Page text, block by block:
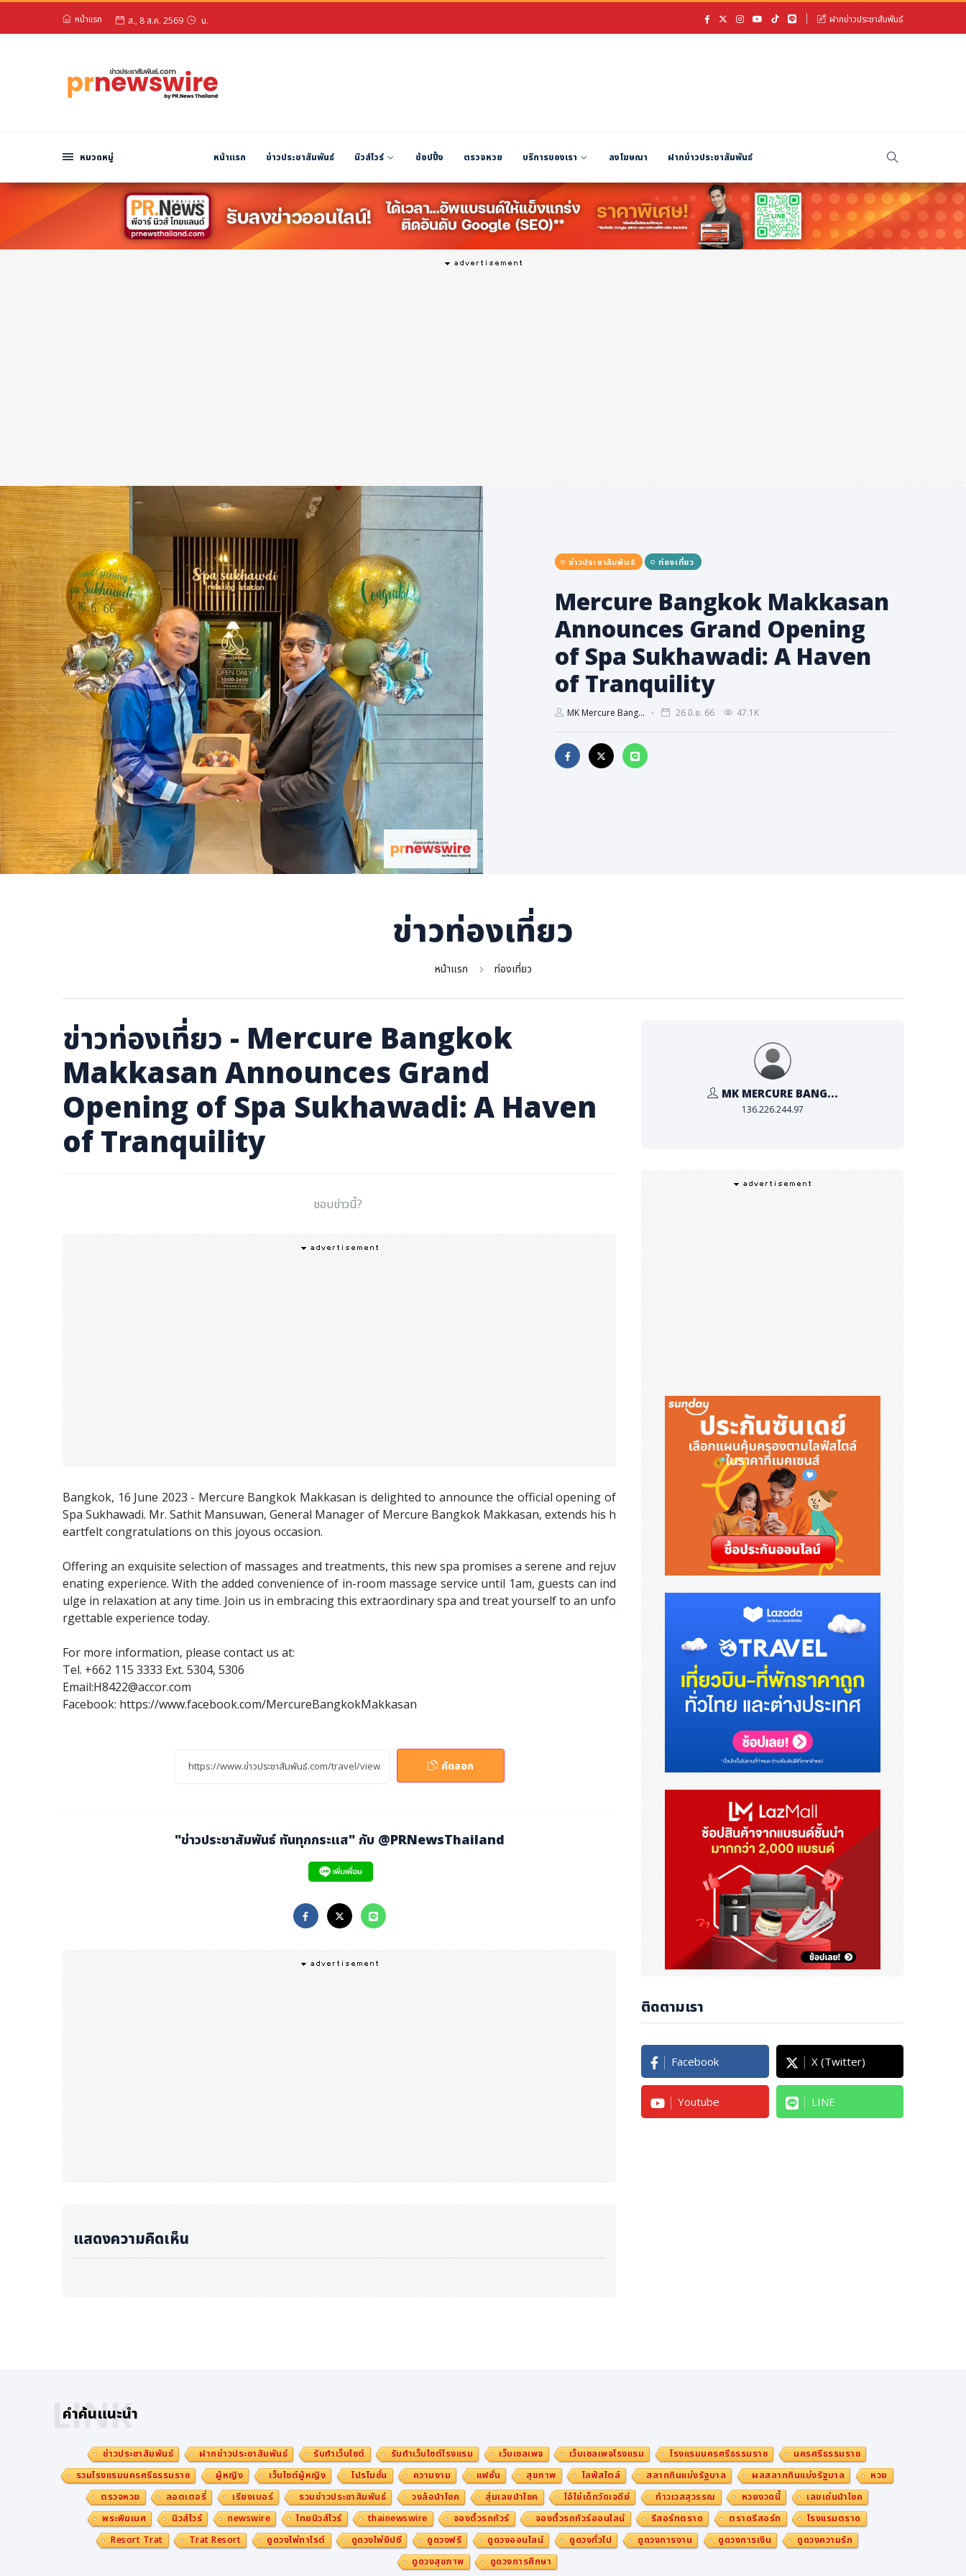
หมวดหมู่
สินค้า, บริการ
บันเทิง
นักแสดง, นักร้อง, โมเดล
อินฟลูเอนเซอร์
ไลฟ์สไตล์
ความงาม
แฟชั่น
สุขภาพ
กีฬา
อาหาร, เครื่องดื่ม
ท่องเที่ยว
โรงแรม, ที่พัก
บ้าน, คอนโด, อสังหาฯ
ประกัน
สัตว์เลี้ยง
ไอที
โทรศัพท์มือถือ
เอไอ
การศึกษา
ศิลปะ, วัฒนธรรม
ศาสนา
การเมือง
ราชการ, รัฐวิสาหกิจ
ธุรกิจ, สังคม
เศรษฐกิจ, การเงิน
การเกษตร
พลังงาน, สิ่งแวดล้อม
ยานยนต์
ขนส่ง
การงาน, อาชีพ
กิจกรรม
หน้าแรก
สวัสดียามดึก!
ส., 8 ส.ค. 2569
น.
ฝากข่าวประชาสัมพันธ์
หมวดหมู่ หน้าแรก ข่าวประชาสัมพันธ์ นิวส์ไวร์ ช้อปปิ้ง ตรวจหวย บริการของเรา ลงโฆษณา ฝากข่าวประชาสัมพันธ์
ข่าวประชาสัมพันธ์ ท่องเที่ยว
Mercure Bangkok Makkasan
Announces Grand Opening
of Spa Sukhawadi: A Haven
of Tranquility
MK Mercure Bang... 26 มิ.ย. 66 47.1K
ข่าวท่องเที่ยว
หน้าแรก ท่องเที่ยว
ข่าวท่องเที่ยว - Mercure Bangkok
Makkasan Announces Grand
Opening of Spa Sukhawadi: A Haven
of Tranquility
ชอบข่าวนี้?
Bangkok, 16 June 2023 - Mercure Bangkok Makkasan is delighted to announce the official opening of
Spa Sukhawadi. Mr. Sathit Mansuwan, General Manager of Mercure Bangkok Makkasan, extends his h
eartfelt congratulations on this joyous occasion.
Offering an exquisite selection of massages and treatments, this new spa promises a serene and rejuv
enating experience. With the added convenience of in-room massage service until 1am, guests can ind
ulge in relaxation at any time. Join us in embracing this extraordinary spa and treat yourself to an unfo
rgettable experience today.
For more information, please contact us at:
Tel. +662 115 3333 Ext. 5304, 5306
Email:H8422@accor.com
Facebook: https://www.facebook.com/MercureBangkokMakkasan
คัดลอก
"ข่าวประชาสัมพันธ์ ทันทุกกระแส" กับ @PRNewsThailand
แสดงความคิดเห็น
MK MERCURE BANG...
136.226.244.97
ติดตามเรา
Facebook X (Twitter)
Youtube LINE
คำค้นแนะนำ
LINK
ข่าวประชาสัมพันธ์ ฝากข่าวประชาสัมพันธ์ รับทำเว็บไซต์ รับทำเว็บไซต์โรงแรม เว็บเซลเพจ เว็บเซลเพจโรงแรม โรงแรมนครศรีธรรมราช
นครศรีธรรมราช
รวมโรงแรมนครศรีธรรมราช
ผู้หญิง เว็บไซต์ผู้หญิง โปรโมชั่น ความงาม แฟชั่น สุขภาพ ไลฟ์สไตล์ สลากกินแบ่งรัฐบาล ผลสลากกินแบ่งรัฐบาล
หวย
ตรวจหวย
ลอตเตอรี่ เรียงเบอร์ รวมข่าวประชาสัมพันธ์ วงล้อนำโชค สุ่มเลขนำโชค ไอ้ไข่เด็กวัดเจดีย์ ท้าวเวสสุวรรณ หวยงวดนี้
เลขเด่นนำโชค
พระพิฆเนศ
นิวส์ไวร์ newswire ไทยนิวส์ไวร์ thainewswire จองตั๋วรถทัวร์ จองตั๋วรถทัวร์ออนไลน์ รีสอร์ทตราด ตราดรีสอร์ท
โรงแรมตราด
Resort Trat
Trat Resort ดูดวงไพ่ทาโรต์ ดูดวงไพ่ยิปซี ดูดวงฟรี ดูดวงออนไลน์ ดูดวงทั่วไป ดูดวงการงาน ดูดวงการเงิน
ดูดวงความรัก
ดูดวงสุขภาพ
ดูดวงการศึกษา